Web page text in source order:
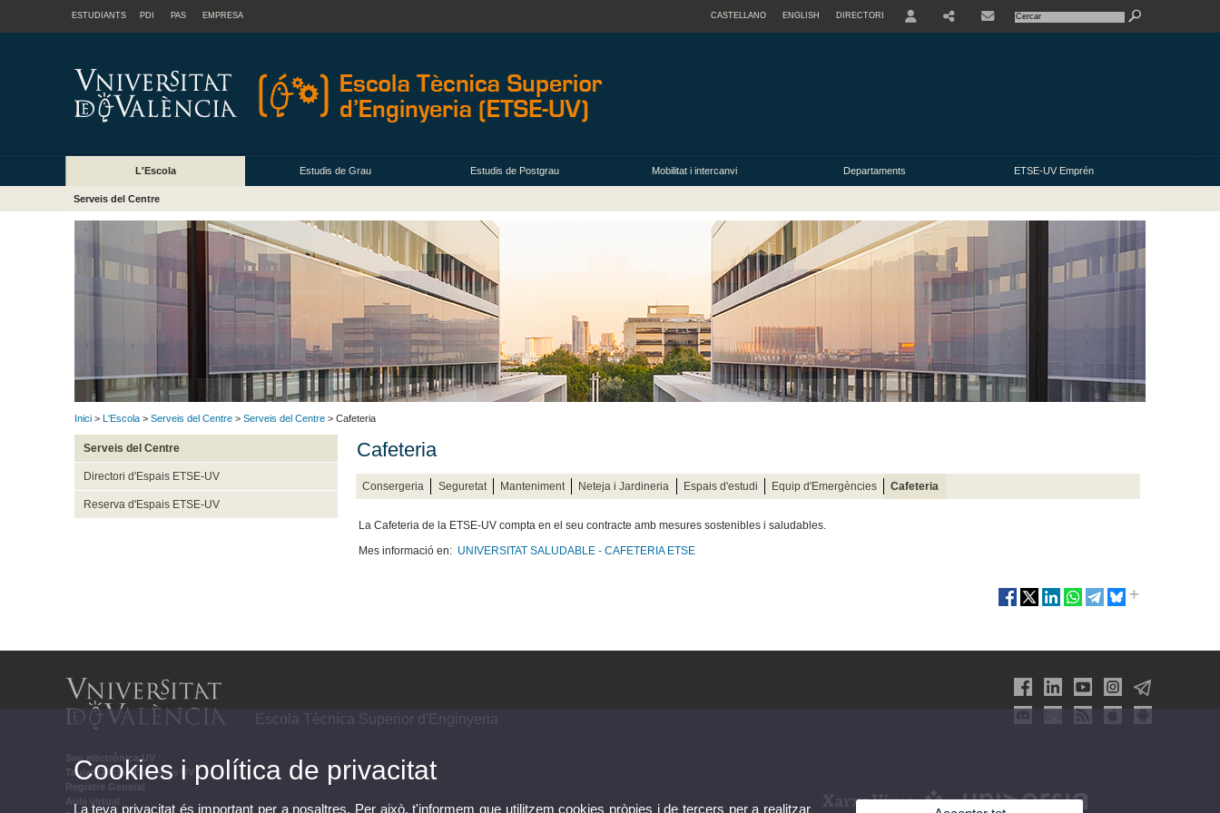
ESTUDIANTS PDI PAS EMPRESA CASTELLANO ENGLISH DIRECTORI
L'Escola Estudis de Grau Estudis de Postgrau Mobilitat i intercanvi Departaments ETSE-UV Emprén
Serveis del Centre
Inici > L'Escola > Serveis del Centre > Serveis del Centre > Cafeteria
Serveis del Centre
Directori d'Espais ETSE-UV
Reserva d'Espais ETSE-UV
Cafeteria
Consergeria Seguretat Manteniment Neteja i Jardineria Espais d'estudi Equip d'Emergències Cafeteria
La Cafeteria de la ETSE-UV compta en el seu contracte amb mesures sostenibles i saludables.
Mes informació en: UNIVERSITAT SALUDABLE - CAFETERIA ETSE
Escola Tècnica Superior d'Enginyeria
Seu electrònica UV
Tauler Oficial d'anuncis UV
Registre General
Aula virtual
Cookies i política de privacitat
La teva privacitat és important per a nosaltres. Per això, t'informem que utilitzem cookies pròpies i de tercers per a realitzar